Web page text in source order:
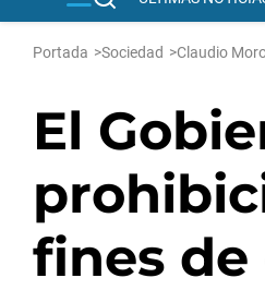
Portada >Sociedad >Claudio
El
fines de